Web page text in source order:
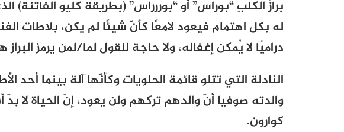
برازُ الكلبِ “بوراس” أو “بوررراس” (بطريقة كليو الفاتنة)
له بكل اهتمام فيعود لامعًا كأنّ شيئًا لم يكن، بلاطات
دراميًا لا يُمكن إغفاله، ولا حاجة للقول لما/لمن يرمز البراز
النادلة التي تتلو قائمة الحلويات وكأنّها آلة بينما أحد
والدته صوفيا أنّ والدهم تركهم ولن يعود، إنّ الحياة لا
كوارون.